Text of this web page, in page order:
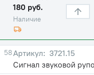
Наличие
180 руб.
58
3721.15
Сигнал звуковой